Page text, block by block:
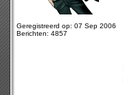
Geregistreerd op: 07 Sep 2006
Berichten: 4857